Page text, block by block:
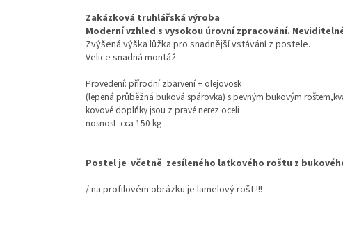
Zakázková truhlářská výroba
Moderní vzhled s vysokou úrovní zpracování.
Zvýšená výška lůžka pro snadnější vstávání z postele.
Velice snadná montáž.
Provedení: přírodní zbarvení + olejovosk
(lepená průběžná buková spárovka) s pevným bukovým
kovové doplňky jsou z pravé nerez oceli
nosnost cca 150 kg
Postel je včetně zesíleného laťkového roštu z
/ na profilovém obrázku je lamelový rošt !!!